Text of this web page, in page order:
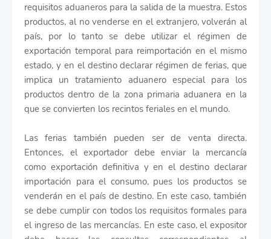
requisitos aduaneros para la salida de la muestra. Estos
productos, al no venderse en el extranjero, volverán al
país, por lo tanto se debe utilizar el régimen de
exportación temporal para reimportación en el mismo
estado, y en el destino declarar régimen de ferias, que
implica un tratamiento aduanero especial para los
productos dentro de la zona primaria aduanera en la
que se convierten los recintos feriales en el mundo.
Las ferias también pueden ser de venta directa.
Entonces, el exportador debe enviar la mercancía
como exportación definitiva y en el destino declarar
importación para el consumo, pues los productos se
venderán en el país de destino. En este caso, también
se debe cumplir con todos los requisitos formales para
el ingreso de las mercancías. En este caso, el expositor